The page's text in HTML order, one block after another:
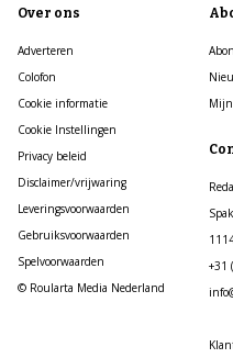
Over ons
Adverteren
Colofon
Cookie informatie
Cookie Instellingen
Privacy beleid
Disclaimer/vrijwaring
Leveringsvoorwaarden
Gebruiksvoorwaarden
Spelvoorwaarden
© Roularta Media Nederland
+31